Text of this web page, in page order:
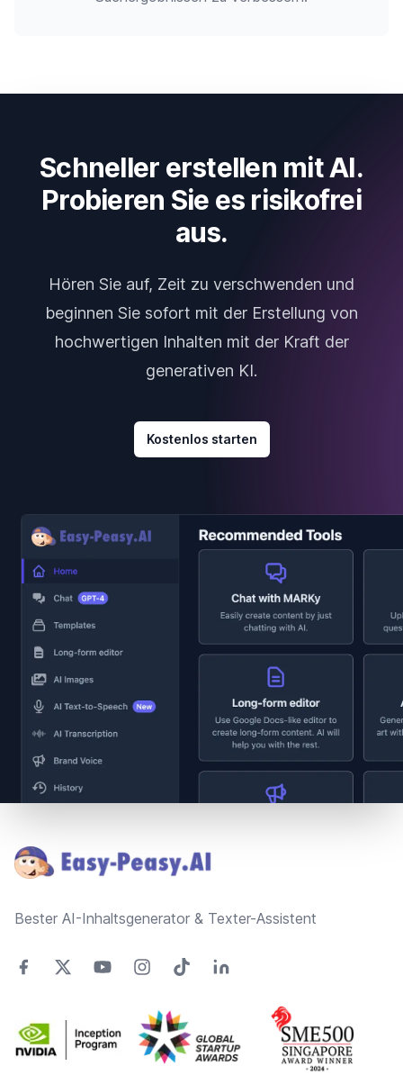
Schneller erstellen mit AI.
Probieren Sie es risikofrei
aus.
Hören Sie auf, Zeit zu verschwenden und
beginnen Sie sofort mit der Erstellung von
hochwertigen Inhalten mit der Kraft der
generativen KI.
Kostenlos starten
Bester AI-Inhaltsgenerator & Texter-Assistent